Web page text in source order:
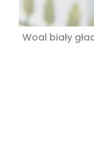
Woal biały